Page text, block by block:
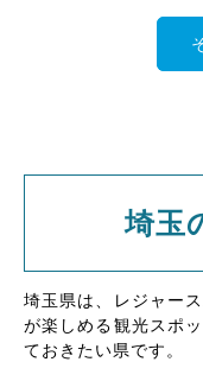
埼玉
埼玉県は、レジャー
が楽しめる観光スポ
ておきたい県です。